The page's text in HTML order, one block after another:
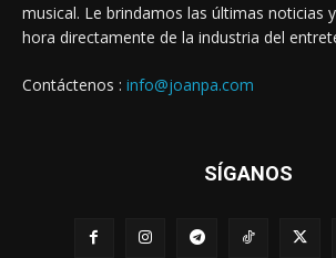
musical. Le brindamos las últimas noticias
hora directamente de la industria del
Contáctenos : info@joanpa.com
SÍGANOS